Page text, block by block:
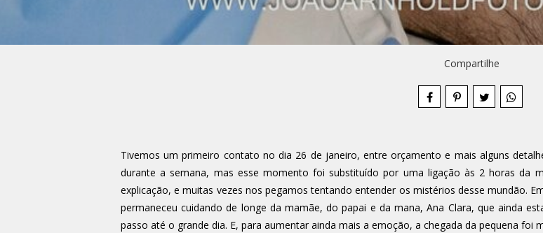
Compartilhe
Tivemos um primeiro contato no dia 26 de janeiro, entre orçamento e mais alguns
durante a semana, mas esse momento foi substituído por uma ligação às 2 horas da
explicação, e muitas vezes nos pegamos tentando entender os mistérios desse mundão.
permaneceu cuidando de longe da mamãe, do papai e da mana, Ana Clara, que ainda
passo até o grande dia. E, para aumentar ainda mais a emoção, a chegada da pequena